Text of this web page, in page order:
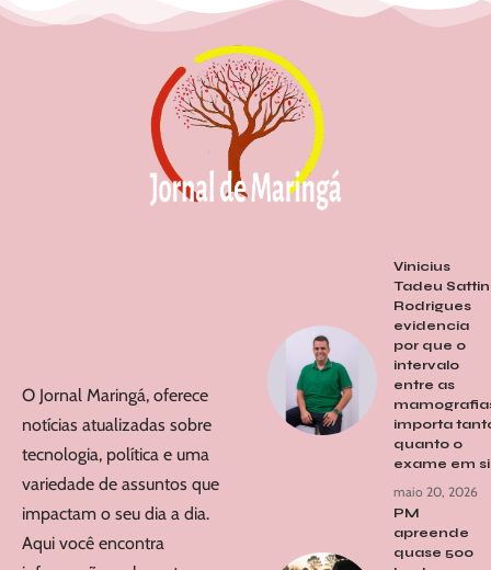
O Jornal Maringá, oferece
notícias atualizadas sobre
tecnologia, política e uma
variedade de assuntos que
impactam o seu dia a dia.
Aqui você encontra
Vinicius
Tadeu Sattin
Rodrigues
evidencia
por que o
intervalo
entre as
importa
quanto o
exame em
maio 20, 2026
PM
apreende
quase 500